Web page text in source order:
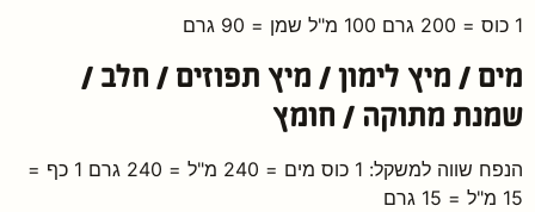
1 כוס = 200 גרם 100 מ"ל שמן = 90 גרם
מים / מיץ לימון / מיץ תפוזים / חלב /
שמנת מתוקה / חומץ
הנפח שווה למשקל: 1 כוס מים = 240 מ"ל = 240 גרם 1 כף =
15 מ"ל = 15 גרם